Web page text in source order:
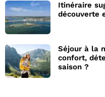
Itinéraire
découverte
Séjour à la
confort,
saison ?